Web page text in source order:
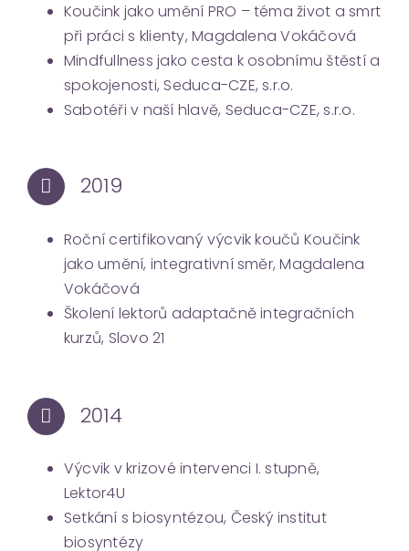
Koučink jako umění PRO – téma život a smrt
při práci s klienty, Magdalena Vokáčová
Mindfullness jako cesta k osobnímu štěstí a
spokojenosti, Seduca-CZE, s.r.o.
Sabotéři v naší hlavě, Seduca-CZE, s.r.o.
2019
Roční certifikovaný výcvik koučů Koučink
jako umění, integrativní směr, Magdalena
Vokáčová
Školení lektorů adaptačně integračních
kurzů, Slovo 21
2014
Výcvik v krizové intervenci I. stupně,
Lektor4U
Setkání s biosyntézou, Český institut
biosyntézy